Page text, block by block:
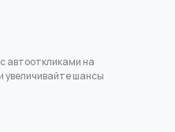
автооткликами на
увеличивайте шансы